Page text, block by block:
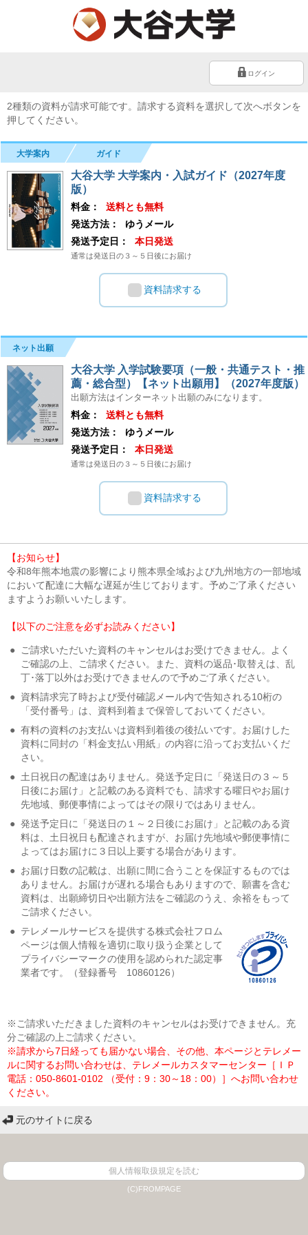
ログイン
2種類の資料が請求可能です。請求する資料を選択して次へボタンを
押してください。
大学案内 ガイド
大谷大学 大学案内・入試ガイド（2027年度
版）
料金：
送料とも無料
発送方法：
ゆうメール
発送予定日：
本日発送
通常は発送日の３～５日後にお届け
資料請求する
ネット出願
大谷大学 入学試験要項（一般・共通テスト・推
薦・総合型）【ネット出願用】（2027年度版）
出願方法はインターネット出願のみになります。
料金：
送料とも無料
発送方法：
ゆうメール
発送予定日：
本日発送
通常は発送日の３～５日後にお届け
資料請求する
【お知らせ】
令和8年熊本地震の影響により熊本県全域および九州地方の一部地域
において配達に大幅な遅延が生じております。予めご了承ください
ますようお願いいたします。
【以下のご注意を必ずお読みください】
●
ご請求いただいた資料のキャンセルはお受けできません。よく
ご確認の上、ご請求ください。また、資料の返品･取替えは、乱
丁･落丁以外はお受けできませんので予めご了承ください。
● 資料請求完了時および受付確認メール内で告知される10桁の
「受付番号」は、資料到着まで保管しておいてください。
● 有料の資料のお支払いは資料到着後の後払いです。お届けした
資料に同封の「料金支払い用紙」の内容に沿ってお支払いくだ
さい。
● 土日祝日の配達はありません。発送予定日に「発送日の３～５
日後にお届け」と記載のある資料でも、請求する曜日やお届け
先地域、郵便事情によってはその限りではありません。
● 発送予定日に「発送日の１～２日後にお届け」と記載のある資
料は、土日祝日も配達されますが、お届け先地域や郵便事情に
よってはお届けに３日以上要する場合があります。
● お届け日数の記載は、出願に間に合うことを保証するものでは
ありません。お届けが遅れる場合もありますので、願書を含む
資料は、出願締切日や出願方法をご確認のうえ、余裕をもって
ご請求ください。
● テレメールサービスを提供する株式会社フロム
ページは個人情報を適切に取り扱う企業として
プライバシーマークの使用を認められた認定事
業者です。（登録番号 10860126）
※ご請求いただきました資料のキャンセルはお受けできません。充
分ご確認の上ご請求ください。
※請求から7日経っても届かない場合、その他、本ページとテレメー
ルに関するお問い合わせは、テレメールカスタマーセンター［ＩＰ
電話：050-8601-0102 （受付：9：30～18：00）］へお問い合わせ
ください。
元のサイトに戻る
個人情報取扱規定を読む
(C)FROMPAGE